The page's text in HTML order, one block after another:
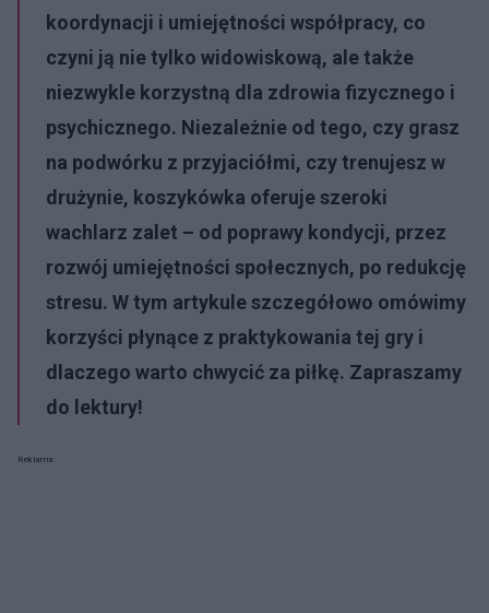
koordynacji i umiejętności współpracy, co
czyni ją nie tylko widowiskową, ale także
niezwykle korzystną dla zdrowia fizycznego i
psychicznego. Niezależnie od tego, czy grasz
na podwórku z przyjaciółmi, czy trenujesz w
drużynie, koszykówka oferuje szeroki
wachlarz zalet – od poprawy kondycji, przez
rozwój umiejętności społecznych, po redukcję
stresu. W tym artykule szczegółowo omówimy
korzyści płynące z praktykowania tej gry i
dlaczego warto chwycić za piłkę. Zapraszamy
do lektury!
Reklama: